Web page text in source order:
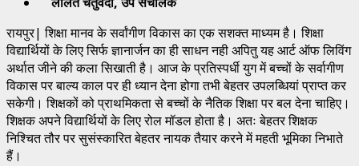
रायपुर| शिक्षा मानव के सर्वांगीण विकास का एक सशक्त माध्यम है। शिक्षा
विद्यार्थियों के लिए सिर्फ ज्ञानार्जन का ही साधन नही अपितु यह आर्ट ऑफ लिविंग
अर्थात जीने की कला सिखाती है। आज के प्रतिस्पर्धी युग में बच्चों के सर्वागीण
विकास पर बाल्य काल पर ही ध्यान देना होगा तभी बेहतर उपलब्धियां प्राप्त कर
सकेगी। शिक्षकों को प्राथमिकता से बच्चों के नैतिक शिक्षा पर बल देना चाहिए।
शिक्षक अपने विद्यार्थियों के लिए रोल मॉडल होता है। अतः बेहतर शिक्षक
निश्चित तौर पर सुसंस्कारित बेहतर नायक तैयार करने में महती भूमिका निभाते
हैं।